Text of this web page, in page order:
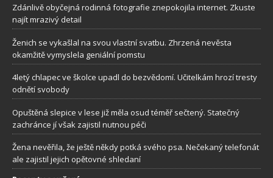
Zdánlivě obyčejná rodinná fotografie znepokojila internet. Zkuste
najít mrazivý detail
Ženich se vykašlal na svou vlastní svatbu. Zhrzená nevěsta
okamžitě vymyslela geniální pomstu
4letý chlapec ve školce upadl do bezvědomí. Učitelkám hrozí tresty
odnětí svobody
Opuštěná slepice v lese již měla osud téměř sečtený. Statečný
zachránce jí však zajistil nutnou péči
Žena nevěřila, že ještě někdy potká svého psa. Nečekaný telefonát
ale zajistil jejich opětovné shledaní